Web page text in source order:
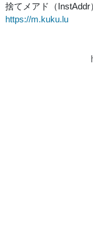
捨てメアド（InstAddr
https://m.kuku.lu